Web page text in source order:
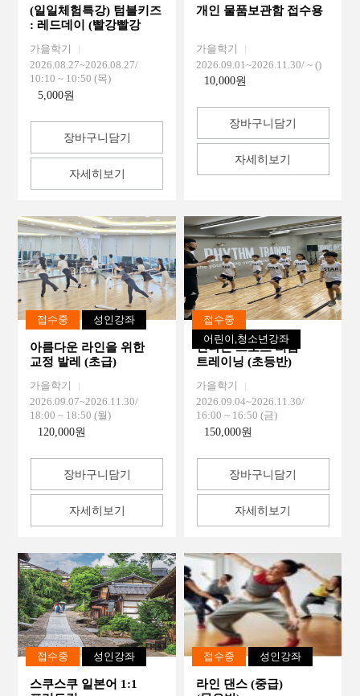
(일일체험특강) 텀블키즈
: 레드데이 (빨강빨강
나는 촉감놀이 해요!) (5-
11개월) (8.27)
가을학기
2026.08.27~2026.08.27/
10:10 ~ 10:50 (목)
5,000원
장바구니담기
자세히보기
개인 물품보관함 접수용
가을학기
2026.09.01~2026.11.30/~ ()
10,000원
장바구니담기
자세히보기
접수중 성인강좌
아름다운 라인을 위한
교정 발레 (초급)
가을학기
2026.09.07~2026.11.30/
18:00 ~ 18:50 (월)
120,000원
장바구니담기
자세히보기
접수중
어린이,청소년강좌
신나는 스포츠 리듬
트레이닝 (초등반)
가을학기
2026.09.04~2026.11.30/
16:00 ~ 16:50 (금)
150,000원
장바구니담기
자세히보기
접수중 성인강좌
스쿠스쿠 일본어 1:1
접수중 성인강좌
라인 댄스 (중급)